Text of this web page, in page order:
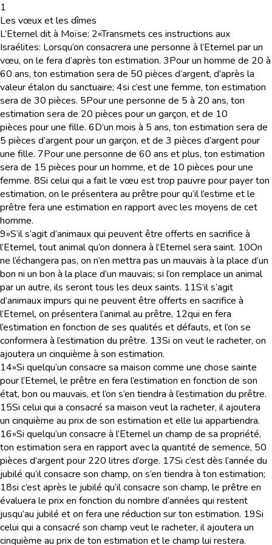
1
Les vœux et les dîmes
L’Eternel dit à Moïse: 2«Transmets ces instructions aux
Israélites: Lorsqu’on consacrera une personne à l’Eternel par un
vœu, on le fera d’après ton estimation. 3Pour un homme de 20 à
60 ans, ton estimation sera de 50 pièces d’argent, d’après la
valeur étalon du sanctuaire; 4si c’est une femme, ton estimation
sera de 30 pièces. 5Pour une personne de 5 à 20 ans, ton
estimation sera de 20 pièces pour un garçon, et de 10
pièces pour une fille. 6D’un mois à 5 ans, ton estimation sera de
5 pièces d’argent pour un garçon, et de 3 pièces d’argent pour
une fille. 7Pour une personne de 60 ans et plus, ton estimation
sera de 15 pièces pour un homme, et de 10 pièces pour une
femme. 8Si celui qui a fait le vœu est trop pauvre pour payer ton
estimation, on le présentera au prêtre pour qu’il l’estime et le
prêtre fera une estimation en rapport avec les moyens de cet
homme.
9»S’il s’agit d’animaux qui peuvent être offerts en sacrifice à
l’Eternel, tout animal qu’on donnera à l’Eternel sera saint. 10On
ne l’échangera pas, on n’en mettra pas un mauvais à la place d’un
bon ni un bon à la place d’un mauvais; si l’on remplace un animal
par un autre, ils seront tous les deux saints. 11S’il s’agit
d’animaux impurs qui ne peuvent être offerts en sacrifice à
l’Eternel, on présentera l’animal au prêtre, 12qui en fera
l’estimation en fonction de ses qualités et défauts, et l’on se
conformera à l’estimation du prêtre. 13Si on veut le racheter, on
ajoutera un cinquième à son estimation.
14»Si quelqu’un consacre sa maison comme une chose sainte
pour l’Eternel, le prêtre en fera l’estimation en fonction de son
état, bon ou mauvais, et l’on s’en tiendra à l’estimation du prêtre.
15Si celui qui a consacré sa maison veut la racheter, il ajoutera
un cinquième au prix de son estimation et elle lui appartiendra.
16»Si quelqu’un consacre à l’Eternel un champ de sa propriété,
ton estimation sera en rapport avec la quantité de semence, 50
pièces d’argent pour 220 litres d’orge. 17Si c’est dès l’année du
jubilé qu’il consacre son champ, on s’en tiendra à ton estimation;
18si c’est après le jubilé qu’il consacre son champ, le prêtre en
évaluera le prix en fonction du nombre d’années qui restent
jusqu’au jubilé et on fera une réduction sur ton estimation. 19Si
celui qui a consacré son champ veut le racheter, il ajoutera un
cinquième au prix de ton estimation et le champ lui restera.